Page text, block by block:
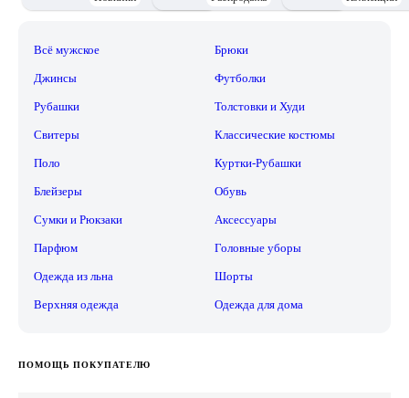
Всё мужское Брюки
Джинсы Футболки
Рубашки Толстовки и Худи
Свитеры Классические костюмы
Поло Куртки-Рубашки
Блейзеры Обувь
Сумки и Рюкзаки Аксессуары
Парфюм Головные уборы
Одежда из льна Шорты
Верхняя одежда Одежда для дома
ПОМОЩЬ ПОКУПАТЕЛЮ